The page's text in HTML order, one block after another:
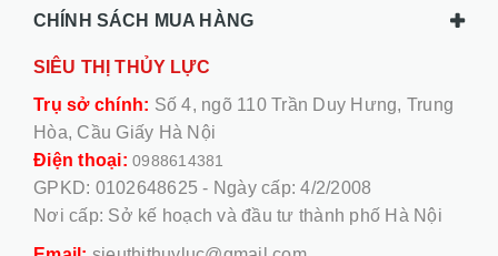
CHÍNH SÁCH MUA HÀNG
SIÊU THỊ THỦY LỰC
Trụ sở chính: Số 4, ngõ 110 Trần Duy Hưng, Trung
Hòa, Cầu Giấy Hà Nội
Điện thoại: 0988614381
GPKD: 0102648625 - Ngày cấp: 4/2/2008
Nơi cấp: Sở kế hoạch và đầu tư thành phố Hà Nội